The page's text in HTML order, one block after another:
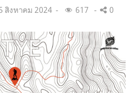
สิงหาคม 2024 617 0